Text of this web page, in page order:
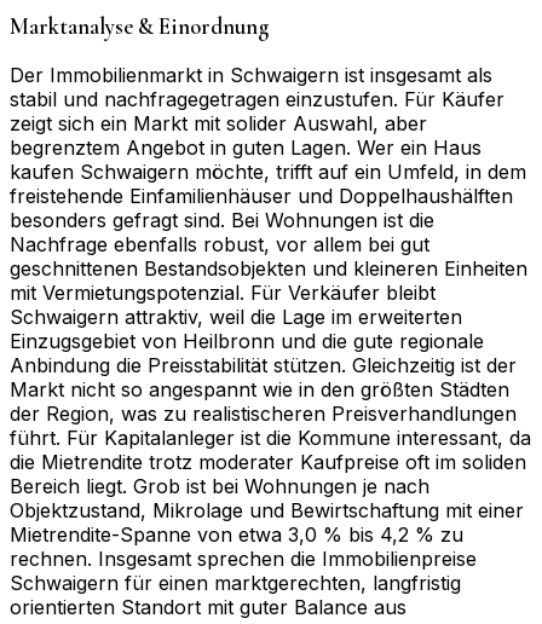
Marktanalyse & Einordnung
Der Immobilienmarkt in Schwaigern ist insgesamt als
stabil und nachfragegetragen einzustufen. Für Käufer
zeigt sich ein Markt mit solider Auswahl, aber
begrenztem Angebot in guten Lagen. Wer ein Haus
kaufen Schwaigern möchte, trifft auf ein Umfeld, in dem
freistehende Einfamilienhäuser und Doppelhaushälften
besonders gefragt sind. Bei Wohnungen ist die
Nachfrage ebenfalls robust, vor allem bei gut
geschnittenen Bestandsobjekten und kleineren Einheiten
mit Vermietungspotenzial. Für Verkäufer bleibt
Schwaigern attraktiv, weil die Lage im erweiterten
Einzugsgebiet von Heilbronn und die gute regionale
Anbindung die Preisstabilität stützen. Gleichzeitig ist der
Markt nicht so angespannt wie in den größten Städten
der Region, was zu realistischeren Preisverhandlungen
führt. Für Kapitalanleger ist die Kommune interessant, da
die Mietrendite trotz moderater Kaufpreise oft im soliden
Bereich liegt. Grob ist bei Wohnungen je nach
Objektzustand, Mikrolage und Bewirtschaftung mit einer
Mietrendite-Spanne von etwa 3,0 % bis 4,2 % zu
rechnen. Insgesamt sprechen die Immobilienpreise
Schwaigern für einen marktgerechten, langfristig
orientierten Standort mit guter Balance aus